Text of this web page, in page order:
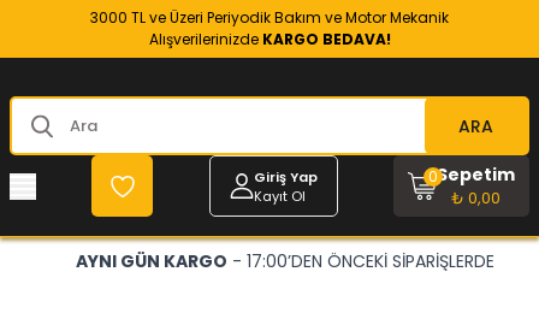
3000 TL ve Üzeri Periyodik Bakım ve Motor Mekanik
Alışverilerinizde KARGO BEDAVA!
ARA
Giriş Yap
Kayıt Ol
Sepetim
₺ 0,00
0
AYNI GÜN KARGO - 17:00’DEN ÖNCEKİ SİPARİŞLERDE